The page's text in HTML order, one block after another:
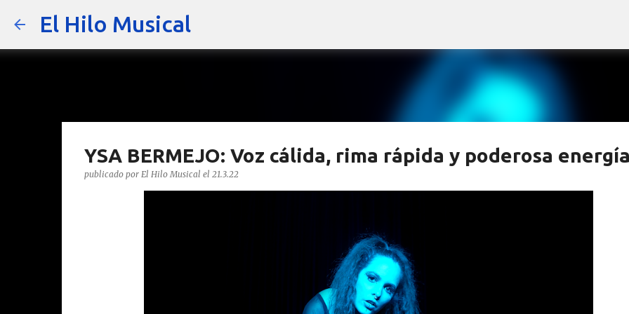
El Hilo Musical
YSA BERMEJO: Voz cálida, rima rápida y poderosa
publicado por El Hilo Musical el 21.3.22